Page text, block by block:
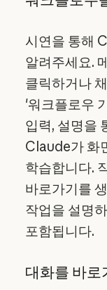
시연을 통해
알려주세요.
클릭하거나
'워크플로우
입력, 설명을
Claude가 화
학습합니다.
바로가기를
작업을 설명
포함됩니다.
대화를 바로